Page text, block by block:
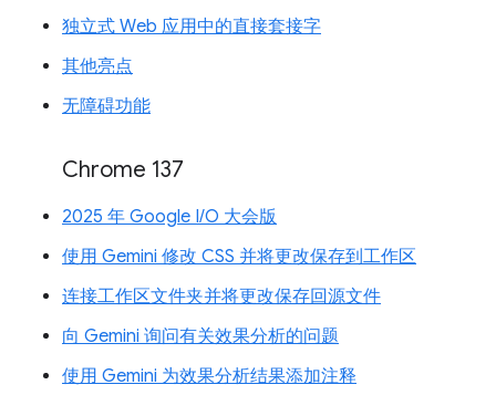
独立式 Web 应用中的直接套接字
其他亮点
无障碍功能
Chrome 137
2025 年 Google I/O 大会版
使用 Gemini 修改 CSS 并将更改保存到工作区
连接工作区文件夹并将更改保存回源文件
向 Gemini 询问有关效果分析的问题
使用 Gemini 为效果分析结果添加注释